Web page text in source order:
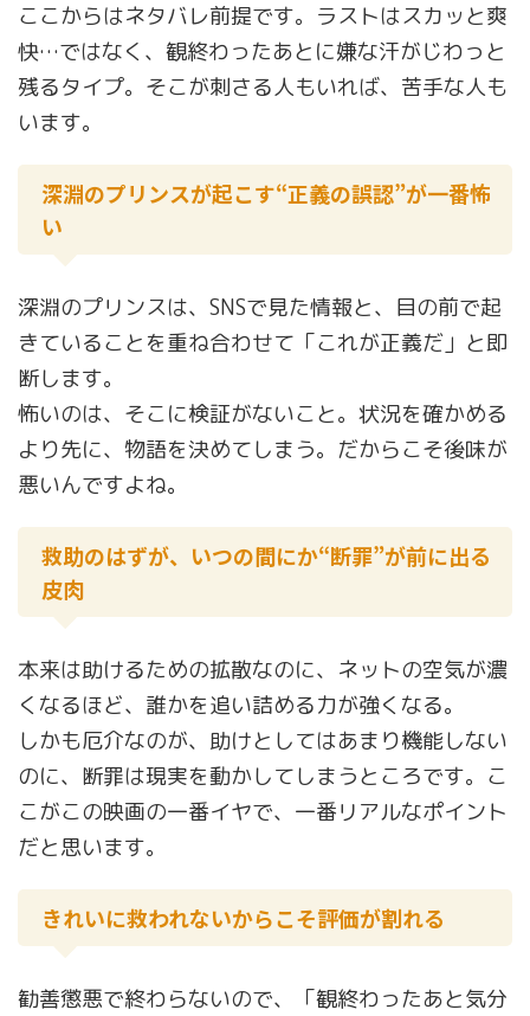
ここからはネタバレ前提です。ラストはスカッと爽
快…ではなく、観終わったあとに嫌な汗がじわっと
残るタイプ。そこが刺さる人もいれば、苦手な人も
います。
深淵のプリンスが起こす“正義の誤認”が一番怖
い
深淵のプリンスは、SNSで見た情報と、目の前で起
きていることを重ね合わせて「これが正義だ」と即
断します。
怖いのは、そこに検証がないこと。状況を確かめる
より先に、物語を決めてしまう。だからこそ後味が
悪いんですよね。
救助のはずが、いつの間にか“断罪”が前に出る
皮肉
本来は助けるための拡散なのに、ネットの空気が濃
くなるほど、誰かを追い詰める力が強くなる。
しかも厄介なのが、助けとしてはあまり機能しない
のに、断罪は現実を動かしてしまうところです。こ
こがこの映画の一番イヤで、一番リアルなポイント
だと思います。
きれいに救われないからこそ評価が割れる
勧善懲悪で終わらないので、「観終わったあと気分